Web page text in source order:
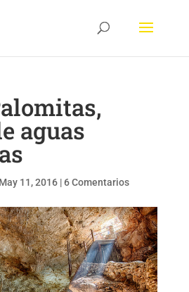
aguas
May 11, 2016|6 Comentarios